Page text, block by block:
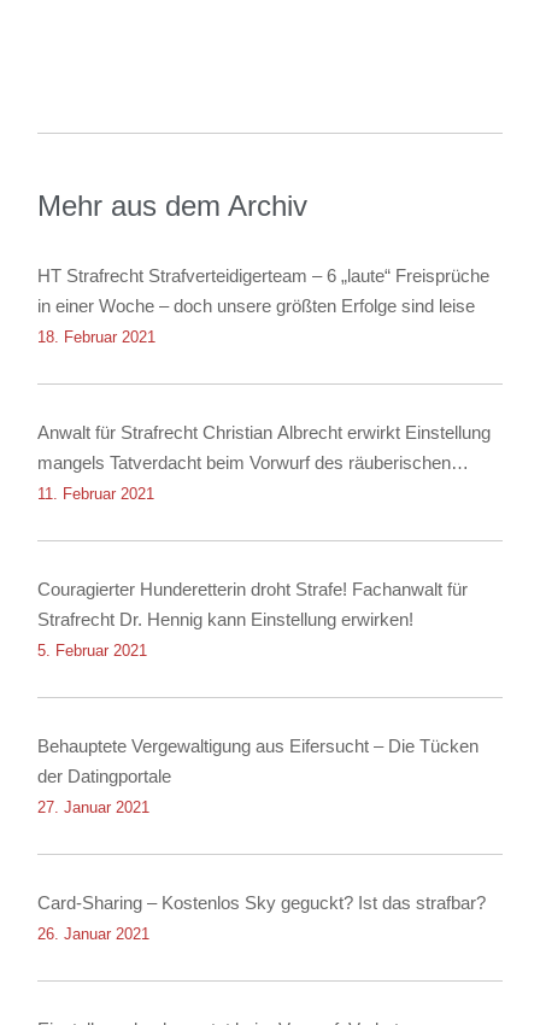
Mehr aus dem Archiv
HT Strafrecht Strafverteidigerteam – 6 „laute“ Freisprüche
in einer Woche – doch unsere größten Erfolge sind leise
18. Februar 2021
Anwalt für Strafrecht Christian Albrecht erwirkt Einstellung
mangels Tatverdacht beim Vorwurf des räuberischen
Diebstahls sowie der Körperverletzung
11. Februar 2021
Couragierter Hunderetterin droht Strafe! Fachanwalt für
Strafrecht Dr. Hennig kann Einstellung erwirken!
5. Februar 2021
Behauptete Vergewaltigung aus Eifersucht – Die Tücken
der Datingportale
27. Januar 2021
Card-Sharing – Kostenlos Sky geguckt? Ist das strafbar?
26. Januar 2021